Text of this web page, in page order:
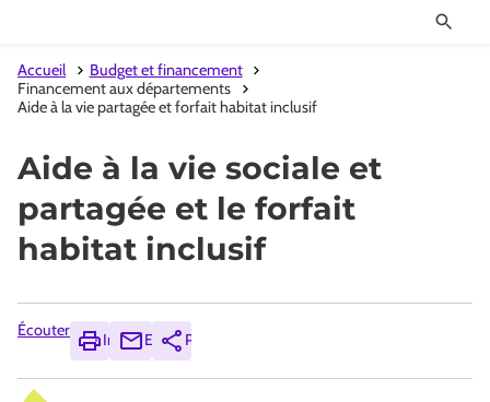
Accueil
Budget et financement
Financement aux départements
Aide à la vie partagée et forfait habitat inclusif
Aide à la vie sociale et
partagée et le forfait
habitat inclusif
Écouter
ImprimerEnvoyerPartager